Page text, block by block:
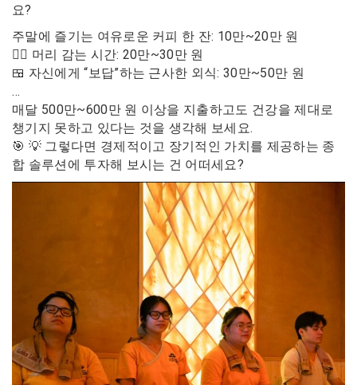
요?
주말에 즐기는 여유로운 커피 한 잔: 10만~20만 원
💆‍♀️ 머리 감는 시간: 20만~30만 원
🍱 자신에게 “보답”하는 근사한 외식: 30만~50만 원
…
매달 500만~600만 원 이상을 지출하고도 건강을 제대로
챙기지 못하고 있다는 것을 생각해 보세요.
🎯 💡 그렇다면 경제적이고 장기적인 가치를 제공하는 종
합 솔루션에 투자해 보시는 건 어떠세요?